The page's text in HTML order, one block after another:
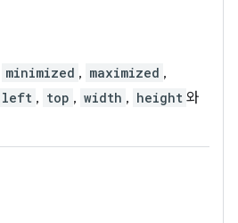
minimized , maximized ,
left , top , width , height 와